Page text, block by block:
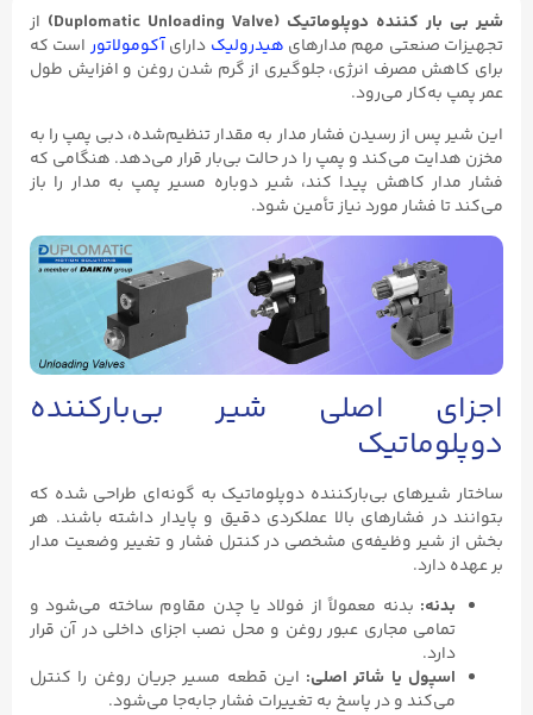
شیر بی بار کننده دوپلوماتیک (Duplomatic Unloading Valve)
از
تجهیزات صنعتی مهم مدارهای هیدرولیک دارایآکومولاتوراست که
برای کاهش مصرف انرژی، جلوگیری از گرم شدن روغن و افزایش طول
عمر پمپ به‌کار می‌رود.
این شیر پس از رسیدن فشار مدار به مقدار تنظیم‌شده، دبی پمپ را به
مخزن هدایت می‌کند و پمپ را در حالت بی‌بار قرار می‌دهد. هنگامی که
فشار مدار کاهش پیدا کند، شیر دوباره مسیر پمپ به مدار را باز
می‌کند تا فشار مورد نیاز تأمین شود.
اجزای اصلی شیر بی‌بارکننده
دوپلوماتیک
ساختار شیرهای بی‌بارکننده دوپلوماتیک به گونه‌ای طراحی شده که
بتوانند در فشارهای بالا عملکردی دقیق و پایدار داشته باشند. هر
بخش از شیر وظیفه‌ی مشخصی در کنترل فشار و تغییر وضعیت مدار
بر عهده دارد.
بدنه: بدنه معمولاً از فولاد یا چدن مقاوم ساخته می‌شود و
تمامی مجاری عبور روغن و محل نصب اجزای داخلی در آن قرار
دارد.
اسپول یا شاتر اصلی: این قطعه مسیر جریان روغن را کنترل
می‌کند و در پاسخ به تغییرات فشار جابه‌جا می‌شود.